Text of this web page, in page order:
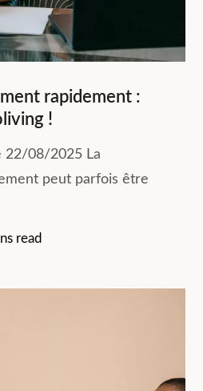
rapidement :
!
22/08/2025 La
peut parfois être
read